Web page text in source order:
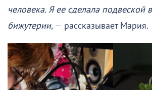
человека. Я ее сделала подвеской
бижутерии, — рассказывает Мария.